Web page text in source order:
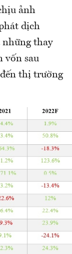
ảnh
dịch
những thay
vốn sau
thị trường